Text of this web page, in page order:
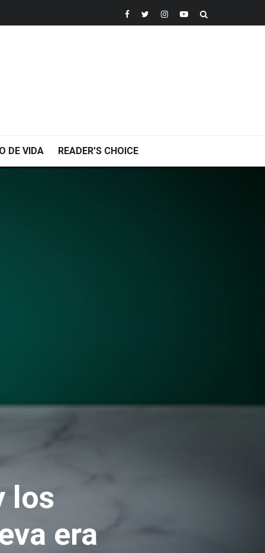
DE VIDA READER’S CHOICE
los
era